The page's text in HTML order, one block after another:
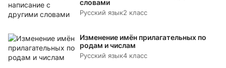
словами
Русский язык2 класс
Изменение имён прилагательных по
родам и числам
Русский язык4 класс